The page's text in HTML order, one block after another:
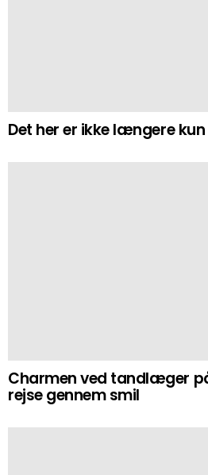
Det her er ikke længere
Charmen ved tandlæger
rejse gennem smil